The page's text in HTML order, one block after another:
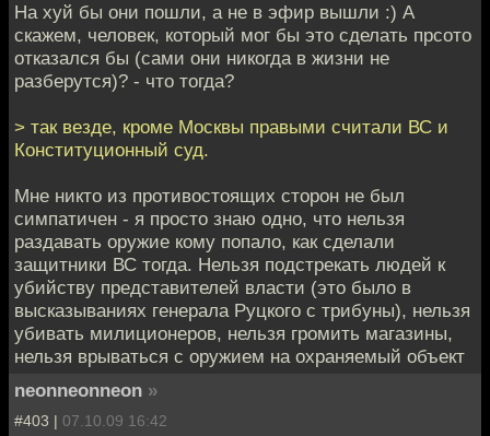
На хуй бы они пошли, а не в эфир вышли :) А
скажем, человек, который мог бы это сделать прсото
отказался бы (сами они никогда в жизни не
разберутся)? - что тогда?
> так везде, кроме Москвы правыми считали ВС и
Конституционный суд.
Мне никто из противостоящих сторон не был
симпатичен - я просто знаю одно, что нельзя
раздавать оружие кому попало, как сделали
защитники ВС тогда. Нельзя подстрекать людей к
убийству представителей власти (это было в
высказываниях генерала Руцкого с трибуны), нельзя
убивать милиционеров, нельзя громить магазины,
нельзя врываться с оружием на охраняемый объект
neonneonneon »
#403 | 07.10.09 16:42